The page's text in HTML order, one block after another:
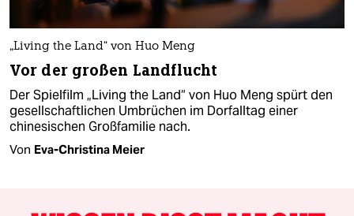
„Living the Land“ von Huo Meng
Vor der großen Landflucht
Der Spielfilm „Living the Land“ von Huo Meng spürt den
gesellschaftlichen Umbrüchen im Dorfalltag einer
chinesischen Großfamilie nach.
Von Eva-Christina Meier